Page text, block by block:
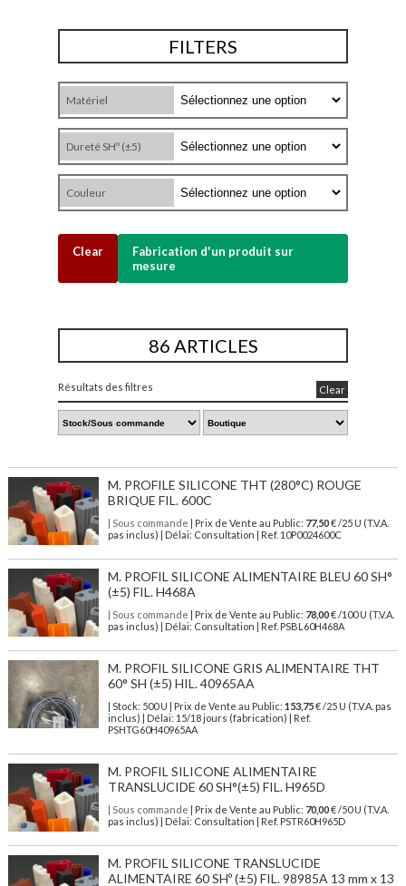
FILTERS
Matériel
Dureté SHº (±5)
Couleur
Clear
Fabrication d'un produit sur
mesure
86 ARTICLES
Résultats des filtres Clear
M. PROFILE SILICONE THT (280°C) ROUGE
BRIQUE FIL. 600C
| Sous commande | Prix de Vente au Public: 77,50€ /25 U (T.V.A.
pas inclus) | Délai: Consultation | Ref. 10P0024600C
M. PROFIL SILICONE ALIMENTAIRE BLEU 60 SH°
(±5) FIL. H468A
| Sous commande | Prix de Vente au Public: 78,00€ /100 U (T.V.A.
pas inclus) | Délai: Consultation | Ref. PSBL60H468A
M. PROFIL SILICONE GRIS ALIMENTAIRE THT
60° SH (±5) HIL. 40965AA
| Stock: 500 U | Prix de Vente au Public: 153,75€/25 U (T.V.A. pas
inclus)
| Délai: 15/18 jours (fabrication) | Ref.
PSHTG60H40965AA
M. PROFIL SILICONE ALIMENTAIRE
TRANSLUCIDE 60 SH°(±5) FIL. H965D
| Sous commande | Prix de Vente au Public: 70,00€ /50 U (T.V.A.
pas inclus) | Délai: Consultation | Ref. PSTR60H965D
M. PROFIL SILICONE TRANSLUCIDE
ALIMENTAIRE 60 SHº (±5) FIL. 98985A 13 mm x 13